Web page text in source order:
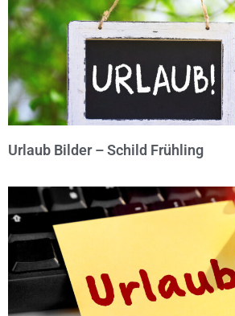
Urlaub Bilder – Schild Frühling